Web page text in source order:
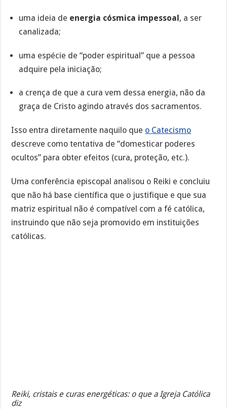
uma ideia de energia cósmica impessoal, a ser
canalizada;
uma espécie de “poder espiritual” que a pessoa
adquire pela iniciação;
a crença de que a cura vem dessa energia, não da
graça de Cristo agindo através dos sacramentos.
Isso entra diretamente naquilo que o Catecismo
descreve como tentativa de “domesticar poderes
ocultos” para obter efeitos (cura, proteção, etc.).
Uma conferência episcopal analisou o Reiki e concluiu
que não há base científica que o justifique e que sua
matriz espiritual não é compatível com a fé católica,
instruindo que não seja promovido em instituições
católicas.
Reiki, cristais e curas energéticas: o que a Igreja Católica
diz